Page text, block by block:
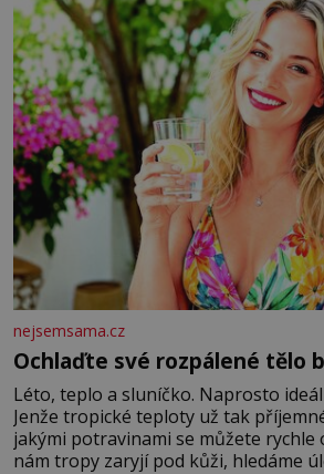
nejsemsama.cz
Ochlaďte své rozpálené tělo
Léto, teplo a sluníčko. Naprosto
Jenže tropické teploty už tak
jakými potravinami se můžete rychle
nám tropy zaryjí pod kůži, hledáme